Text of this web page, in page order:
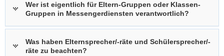
Wer ist eigentlich für Eltern-Gruppen oder Klassen-
Gruppen in Messengerdiensten verantwortlich?
Was haben Elternsprecher/-räte und Schülersprecher/-
räte zu beachten?